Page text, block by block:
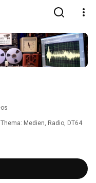
Medien, Radio, DT64